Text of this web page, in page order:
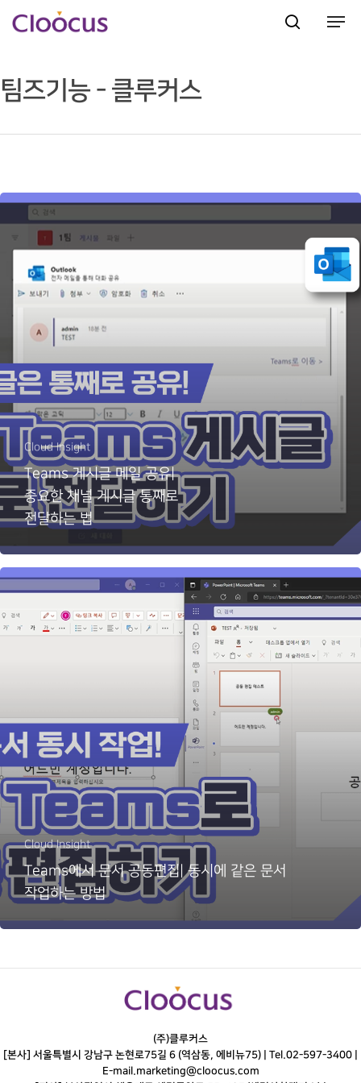
Hit enter to search or ESC to close
팀즈기능 - 클루커스
Cloud Insight
Teams 게시글 메일 공유|
중요한 채널 게시글 통째로
전달하는 법
Cloud Insight
Teams에서 문서 공동편집| 동시에 같은 문서
작업하는 방법
(주)클루커스
[본사] 서울특별시 강남구 논현로75길 6 (역삼동, 에비뉴75) | Tel.02-597-3400
E-mail. marketing@cloocus.com